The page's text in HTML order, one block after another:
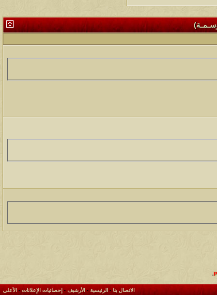
.
الاتصال بنا- الرئيسية- الأرشيف - إحصائيات الإعلانات- الأعلى